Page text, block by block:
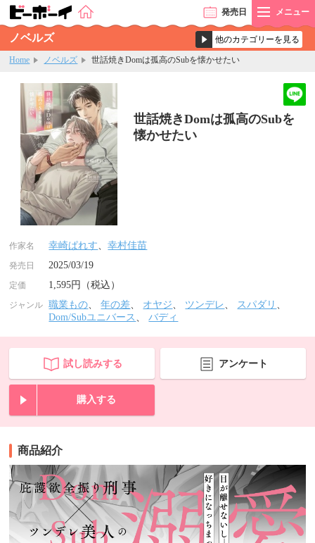
発売日 メニュー
ノベルズ
Home ノベルズ 世話焼きDomは孤高のSubを懐かせたい
世話焼きDomは孤高のSubを
懐かせたい
作家名 幸崎ぱれす、幸村佳苗
発売日 2025/03/19
定価 1,595円（税込）
ジャンル 職業もの、年の差、 オヤジ、 ツンデレ 、 スパダリ 、
Dom/Subユニバース 、バディ
試し読みする アンケート
購入する
商品紹介